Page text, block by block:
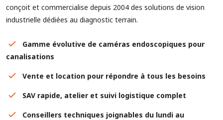
conçoit et commercialise depuis 2004 des solutions de vision
industrielle dédiées au diagnostic terrain.
Gamme évolutive de caméras endoscopiques pour
canalisations
Vente et location pour répondre à tous les besoins
SAV rapide, atelier et suivi logistique complet
Conseillers techniques joignables du lundi au